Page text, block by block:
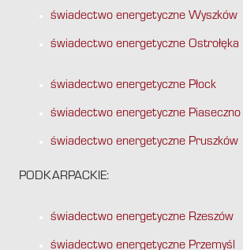
świadectwo energetyczne Wyszków
świadectwo energetyczne Ostrołęka
świadectwo energetyczne Płock
świadectwo energetyczne Piaseczno
świadectwo energetyczne Pruszków
PODKARPACKIE:
świadectwo energetyczne Rzeszów
świadectwo energetyczne Przemyśl